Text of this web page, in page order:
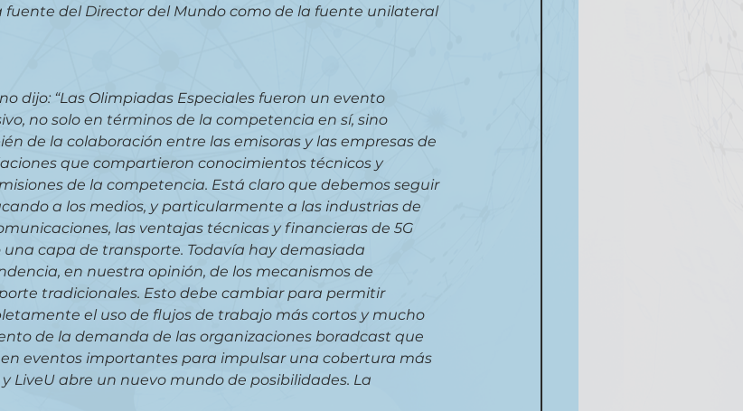
fuente del Director del Mundo como de la fuente unilateral
dijo: “Las Olimpiadas Especiales fueron un evento
no solo en términos de la competencia en sí, sino
de la colaboración entre las emisoras y las empresas de
que compartieron conocimientos técnicos y
de la competencia. Está claro que debemos seguir
a los medios, y particularmente a las industrias de
las ventajas técnicas y financieras de 5G
una capa de transporte. Todavía hay demasiada
en nuestra opinión, de los mecanismos de
tradicionales. Esto debe cambiar para permitir
el uso de flujos de trabajo más cortos y mucho
de la demanda de las organizaciones boradcast que
en eventos importantes para impulsar una cobertura más
LiveU abre un nuevo mundo de posibilidades. La